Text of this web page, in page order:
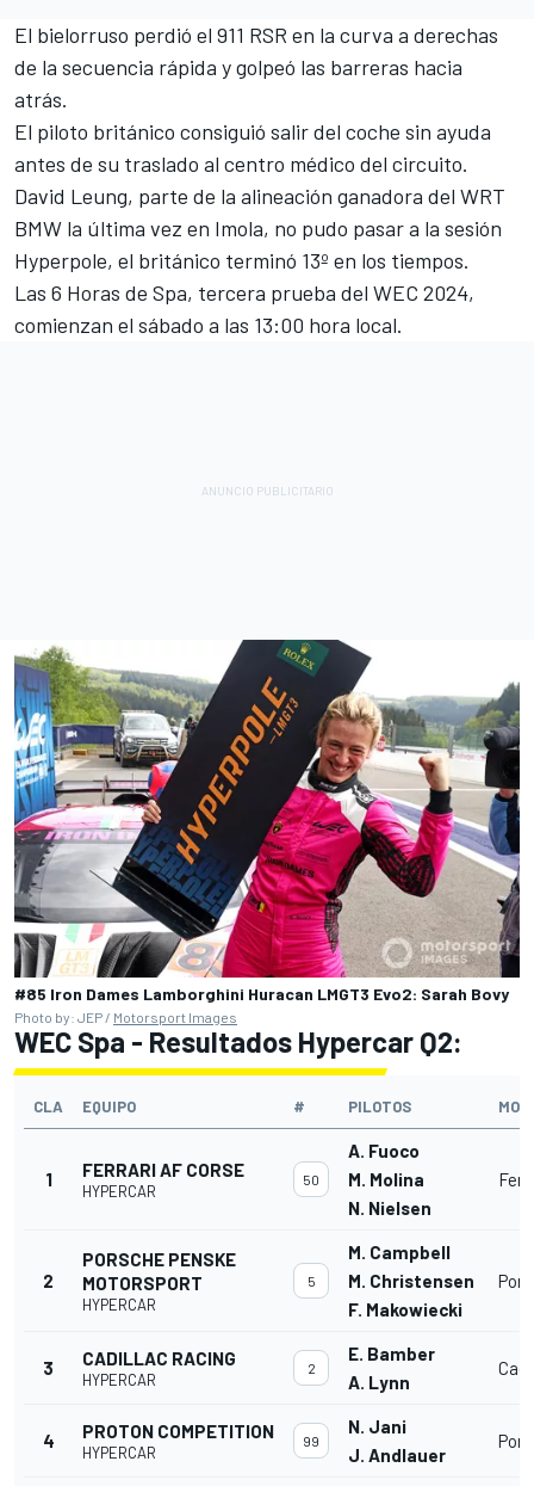
El bielorruso perdió el 911 RSR en la curva a derechas
de la secuencia rápida y golpeó las barreras hacia
atrás.
El piloto británico consiguió salir del coche sin ayuda
antes de su traslado al centro médico del circuito.
David Leung, parte de la alineación ganadora del WRT
BMW la última vez en Imola, no pudo pasar a la sesión
Hyperpole, el británico terminó 13º en los tiempos.
Las 6 Horas de Spa, tercera prueba del WEC 2024,
comienzan el sábado a las 13:00 hora local.
#85 Iron Dames Lamborghini Huracan LMGT3 Evo2: Sarah Bovy
Photo by: JEP / Motorsport Images
WEC Spa - Resultados Hypercar Q2:
CLA EQUIPO # PILOTOS
1 FERRARI AF CORSE
HYPERCAR
50
A. Fuoco
M. Molina
N. Nielsen
2
PORSCHE PENSKE
MOTORSPORT
HYPERCAR
5
M. Campbell
M. Christensen
F. Makowiecki
3 CADILLAC RACING
HYPERCAR
2
E. Bamber
A. Lynn
4 PROTON COMPETITION
HYPERCAR
99
N. Jani
J. Andlauer